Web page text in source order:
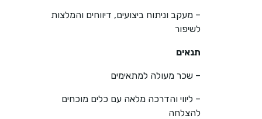
– מעקב וניתוח ביצועים, דיווחים והמלצות
לשיפור
תנאים
– שכר מעולה למתאימים
– ליווי והדרכה מלאה עם כלים מוכחים
להצלחה